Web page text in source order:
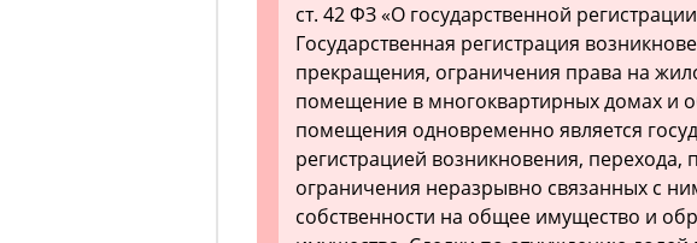
ст. 42 ФЗ «О государственной
Государственная регистрация
прекращения, ограничения права на
помещение в многоквартирных домах и
помещения одновременно является
регистрацией возникновения, перехода,
ограничения неразрывно связанных с
собственности на общее имущество и